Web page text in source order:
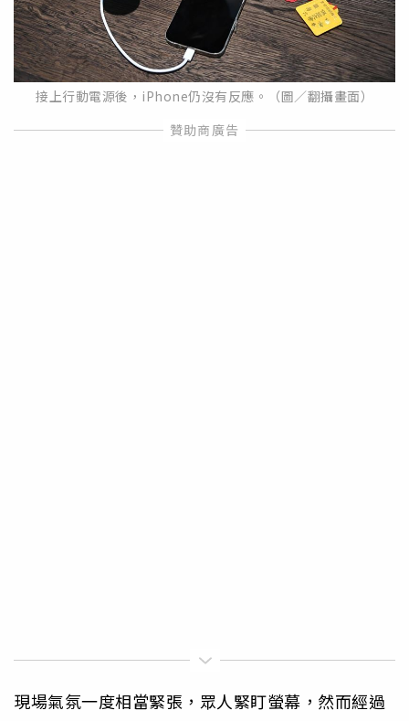
接上行動電源後，iPhone仍沒有反應。（圖／翻攝畫面）
現場氣氛一度相當緊張，眾人緊盯螢幕，然而經過